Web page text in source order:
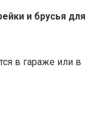
и брусья для
в гараже или в